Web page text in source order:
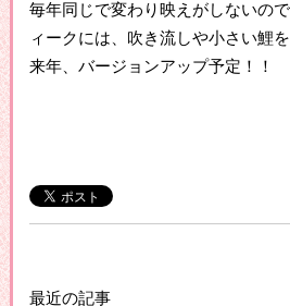
毎年同じで変わり映えがしないの
ィークには、吹き流しや小さい鯉を
来年、バージョンアップ予定！！
最近の記事